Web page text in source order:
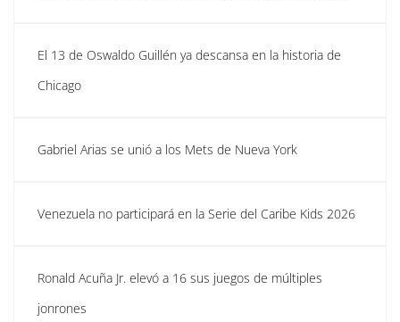
El 13 de Oswaldo Guillén ya descansa en la historia de
Chicago
Gabriel Arias se unió a los Mets de Nueva York
Venezuela no participará en la Serie del Caribe Kids 2026
Ronald Acuña Jr. elevó a 16 sus juegos de múltiples
jonrones